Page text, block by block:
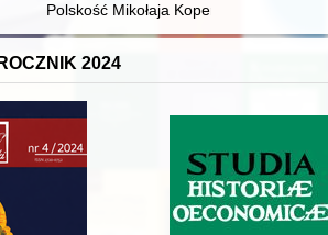
w XVI-wiecznej Rzeczypospolitej
Polskość Mikołaja Kopernika z rodu
ROCZNIK 2024